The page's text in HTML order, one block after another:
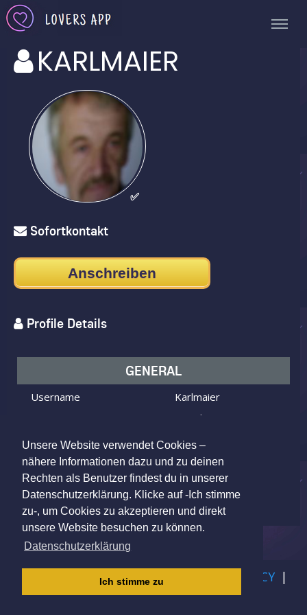
Unsere Website verwendet Cookies –
nähere Informationen dazu und zu deinen
Rechten als Benutzer findest du in unserer
Datenschutzerklärung. Klicke auf -Ich stimme
zu-, um Cookies zu akzeptieren und direkt
unsere Website besuchen zu können.
Datenschutzerklärung
Ich stimme zu
KARLMAIER
✅
Sofortkontakt
Anschreiben
Profile Details
GENERAL
Username
Karlmaier
Male
Looking for
Female
Age
56 y.o.
Location
Mistelbach, Austria
TERMS OF USE PRIVACY POLICY |
CHILDREN PRIVACY